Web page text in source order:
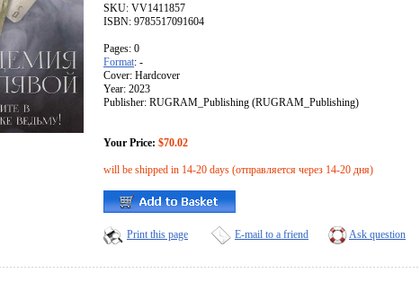
SKU: VV1411857
ISBN: 9785517091604
Pages: 0
Format: -
Cover: Hardcover
Year: 2023
Publisher: RUGRAM_Publishing (RUGRAM_Publishing)
Your Price: $70.02
will be shipped in 14-20 days (отправляется через 14-20 дня)
Print this page E-mail to a friend Ask question